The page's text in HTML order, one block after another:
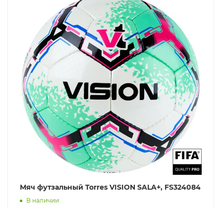
Мяч футзальный Torres VISION SALA+, FS324084
В наличии